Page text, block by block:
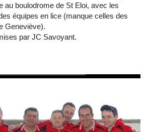
au boulodrome de St Eloi, avec les
équipes en lice (manque celles des
Geneviève).
par JC Savoyant.